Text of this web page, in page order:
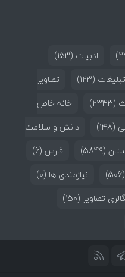
ادبیات (153)
تبلیغات (123)
تصاویر
(2343)
خانه خاص
(148)
دانش و سلامت
(5849) فارس (6)
(506) نیازمندی ها (0)
تصاویر (150)